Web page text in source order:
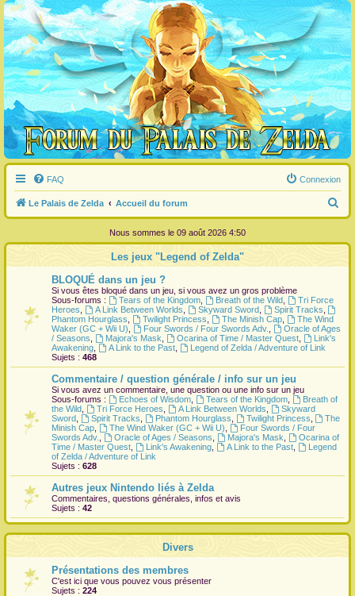
FAQ Connexion
Le Palais de Zelda Accueil du forum
e
c
Nous sommes le 09 août 2026 4:50
Les jeux "Legend of Zelda"
BLOQUÉ dans un jeu ?
Si vous êtes bloqué dans un jeu, si vous avez un gros problème
Sous-forums :
Tears of the Kingdom, Breath of the Wild,
Tri Force
Heroes
A Link Between Worlds Skyward Sword, Spirit Tracks
Phantom Hourglass
Twilight Princess The Minish Cap,
The Wind
Waker (GC + Wii U)
Four Swords / Four Swords Adv.
Oracle of Ages
/ Seasons
Majora's Mask Ocarina of Time / Master Quest,
Link's
Awakening
A Link to the Past,
Legend of Zelda / Adventure of Link
Sujets : 468
Commentaire / question générale / info sur un jeu
Si vous avez un commentaire, une question ou une info sur un jeu
Sous-forums :
Echoes of Wisdom, Tears of the Kingdom,
Breath of
the Wild
Tri Force Heroes A Link Between Worlds
Skyward
Sword
Spirit Tracks Phantom Hourglass Twilight Princess
The
Minish Cap
The Wind Waker (GC + Wii U)
Four Swords / Four
Swords Adv.
Oracle of Ages / Seasons Majora's Mask
Ocarina of
Time / Master Quest
Link's Awakening, A Link to the Past,
Legend
of Zelda / Adventure of Link
Sujets : 628
Autres jeux Nintendo liés à Zelda
Commentaires, questions générales, infos et avis
Sujets : 42
Divers
Présentations des membres
C'est ici que vous pouvez vous présenter
Sujets : 224